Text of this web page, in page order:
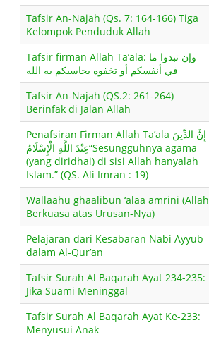
Tafsir An-Najah (Qs. 7: 164-166) Tiga
Kelompok Penduduk Allah
Tafsir firman Allah Ta’ala: وإن تبدوا ما
في أنفسكم أو تخفوه يحاسبكم به الله
Tafsir An-Najah (QS.2: 261-264)
Berinfak di Jalan Allah
Penafsiran Firman Allah Ta’ala إِنَّ الدِّينَ
عِنْدَ اللَّهِ الْإِسْلَامُ“Sesungguhnya agama
(yang diridhai) di sisi Allah hanyalah
Islam.” (QS. Ali Imran : 19)
Wallaahu ghaalibun ‘alaa amrini (Allah
Berkuasa atas Urusan-Nya)
Pelajaran dari Kesabaran Nabi Ayyub
dalam Al-Qur’an
Tafsir Surah Al Baqarah Ayat 234-235:
Jika Suami Meninggal
Tafsir Surah Al Baqarah Ayat Ke-233:
Menyusui Anak